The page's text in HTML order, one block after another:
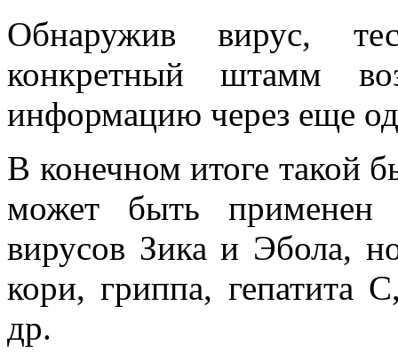
Обнаружив вирус,
конкретный штамм
информацию через еще
В конечном итоге такой
может быть применен
вирусов Зика и Эбола,
кори, гриппа, гепатита
др.